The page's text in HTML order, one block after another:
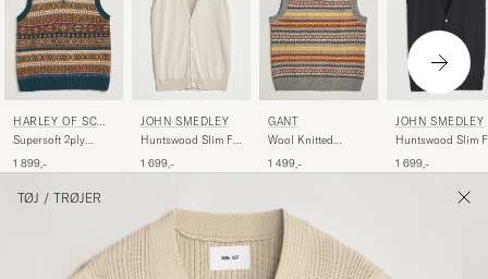
HARLEY OF SCOT
LAND
Supersoft 2ply
Vest Tempest
1 899,-
JOHN SMEDLEY
Huntswood Slim Fit
Fleece
1 699,-
GANT
Wool Knitted
1 499,-
JOHN SMEDLEY
Huntswood Slim
1 699,-
TØJ / TRØJER